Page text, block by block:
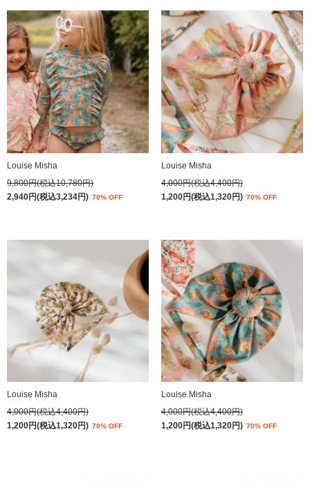
Louise Misha
9,800円(税込10,780円)
2,940円(税込3,234円) 70% OFF
Louise Misha
4,000円(税込4,400円)
1,200円(税込1,320円) 70% OFF
Louise Misha
4,000円(税込4,400円)
1,200円(税込1,320円) 70% OFF
Louise Misha
4,000円(税込4,400円)
1,200円(税込1,320円) 70% OFF